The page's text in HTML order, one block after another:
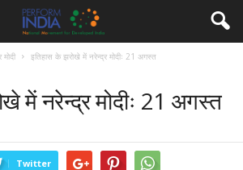
इतिहास के झरोखे में नरेन्द्र मोदीः 21 अगस्त
में नरेन्द्र मोदीः 21 अगस्त
Twitter